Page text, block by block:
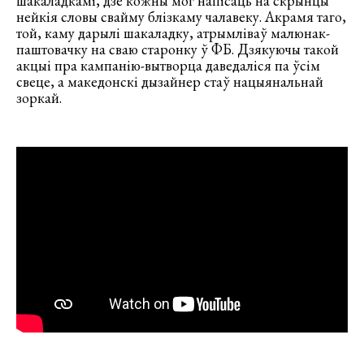
нейкія словы свайму блізкаму чалавеку. Акрамя таго,
той, каму дарылі шакаладку, атрымліваў малюнак-
паштовачку на сваю старонку ў ФБ. Дзякуючы такой
акцыі пра кампанію-вытворца даведаліся па ўсім
свеце, а македонскі дызайнер стаў нацыянальнай
зоркай.